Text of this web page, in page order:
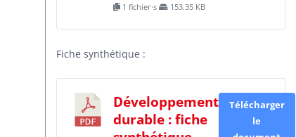
1 fichier·s 153.35 KB
Fiche synthétique :
Développement
durable : fiche
Télécharger
le